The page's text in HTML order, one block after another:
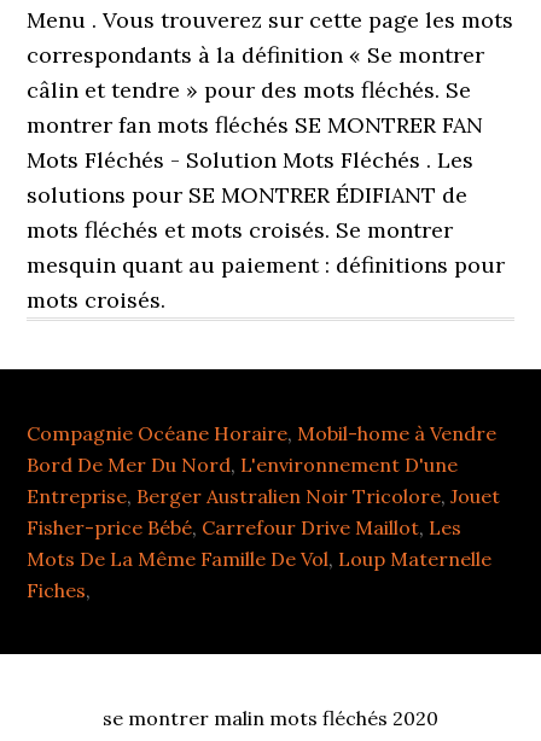
Menu . Vous trouverez sur cette page les mots
correspondants à la définition « Se montrer
câlin et tendre » pour des mots fléchés. Se
montrer fan mots fléchés SE MONTRER FAN
Mots Fléchés - Solution Mots Fléchés . Les
solutions pour SE MONTRER ÉDIFIANT de
mots fléchés et mots croisés. Se montrer
mesquin quant au paiement : définitions pour
mots croisés.
Compagnie Océane Horaire,Mobil-home à Vendre
Bord De Mer Du Nord, L'environnement D'une
Entreprise, Berger Australien Noir Tricolore,Jouet
Fisher-price Bébé, Carrefour Drive Maillot, Les
Mots De La Même Famille De Vol, Loup Maternelle
Fiches,
se montrer malin mots fléchés 2020